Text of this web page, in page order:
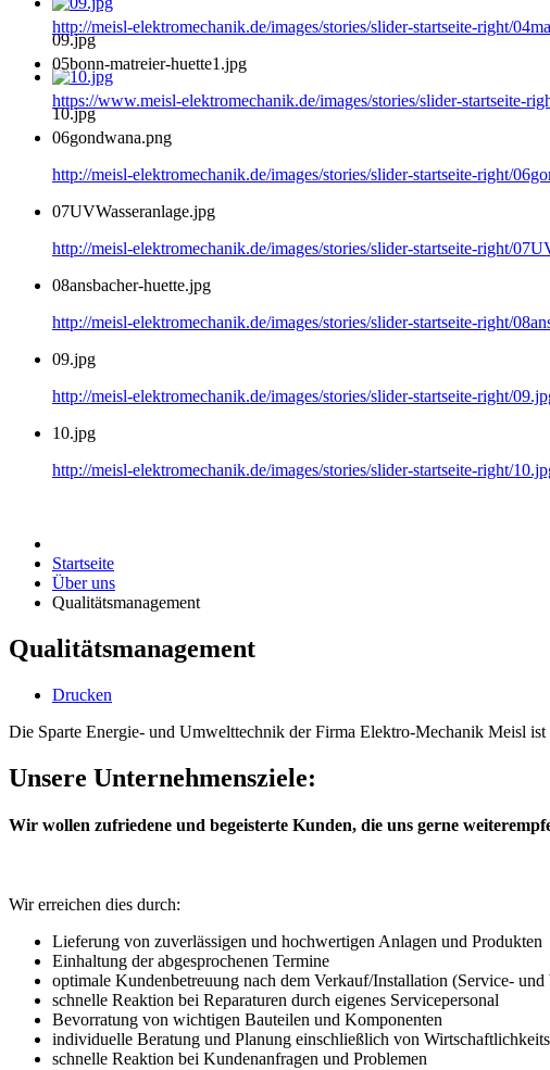
09.jpg
10.jpg
http://meisl-elektromechanik.de/images/stories/slider-startseite-right/
05bonn-matreier-huette1.jpg
https://www.meisl-elektromechanik.de/images/stories/slider-startseite-
06gondwana.png
http://meisl-elektromechanik.de/images/stories/slider-startseite-right/
07UVWasseranlage.jpg
http://meisl-elektromechanik.de/images/stories/slider-startseite-right/
08ansbacher-huette.jpg
http://meisl-elektromechanik.de/images/stories/slider-startseite-right/
09.jpg
http://meisl-elektromechanik.de/images/stories/slider-startseite-right/
10.jpg
http://meisl-elektromechanik.de/images/stories/slider-startseite-right/
Startseite
Über uns
Qualitätsmanagement
Qualitätsmanagement
Drucken
Die Sparte Energie- und Umwelttechnik der Firma Elektro-Mechanik Meisl
Unsere Unternehmensziele:
Wir wollen zufriedene und begeisterte Kunden, die uns gerne
Wir erreichen dies durch:
Lieferung von zuverlässigen und hochwertigen Anlagen und Produkten
Einhaltung der abgesprochenen Termine
optimale Kundenbetreuung nach dem Verkauf/Installation (Service- und
schnelle Reaktion bei Reparaturen durch eigenes Servicepersonal
Bevorratung von wichtigen Bauteilen und Komponenten
individuelle Beratung und Planung einschließlich von
schnelle Reaktion bei Kundenanfragen und Problemen